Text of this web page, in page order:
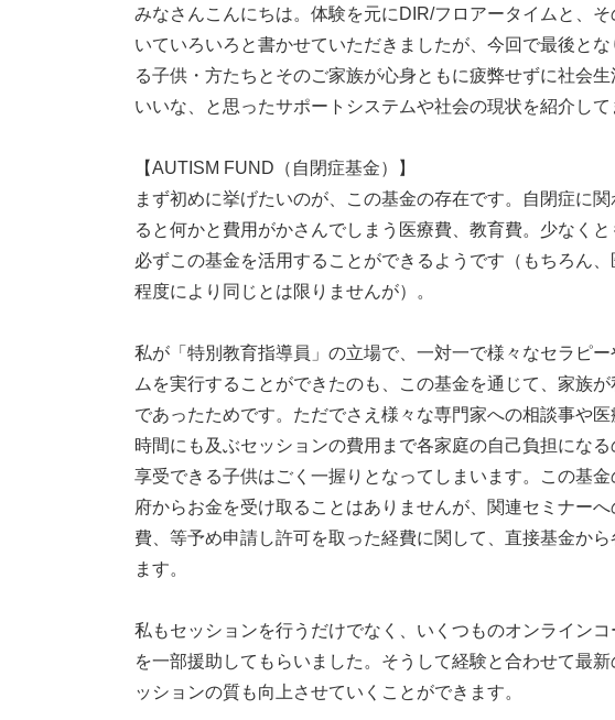
みなさんこんにちは。体験を元にDIR/フロアータイムと、
いていろいろと書かせていただきましたが、今回で最後と
る子供・方たちとそのご家族が心身ともに疲弊せずに社会
いいな、と思ったサポートシステムや社会の現状を紹介して
【AUTISM FUND（自閉症基金）】
まず初めに挙げたいのが、この基金の存在です。自閉症に
ると何かと費用がかさんでしまう医療費、教育費。少なく
必ずこの基金を活用することができるようです（もちろん
程度により同じとは限りませんが）。
私が「特別教育指導員」の立場で、一対一で様々なセラピ
ムを実行することができたのも、この基金を通じて、家族
であったためです。ただでさえ様々な専門家への相談事や
時間にも及ぶセッションの費用まで各家庭の自己負担にな
享受できる子供はごく一握りとなってしまいます。この基
府からお金を受け取ることはありませんが、関連セミナー
費、等予め申請し許可を取った経費に関して、直接基金か
ます。
私もセッションを行うだけでなく、いくつものオンライン
を一部援助してもらいました。そうして経験と合わせて最
ッションの質も向上させていくことができます。